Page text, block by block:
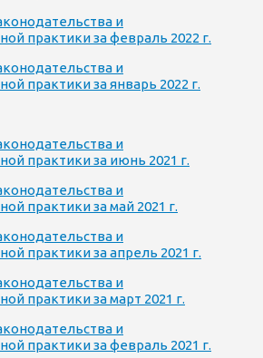
и
практики за февраль 2022 г.
и
практики за январь 2022 г.
и
практики за июнь 2021 г.
и
практики за май 2021 г.
и
практики за апрель 2021 г.
и
практики за март 2021 г.
и
практики за февраль 2021 г.